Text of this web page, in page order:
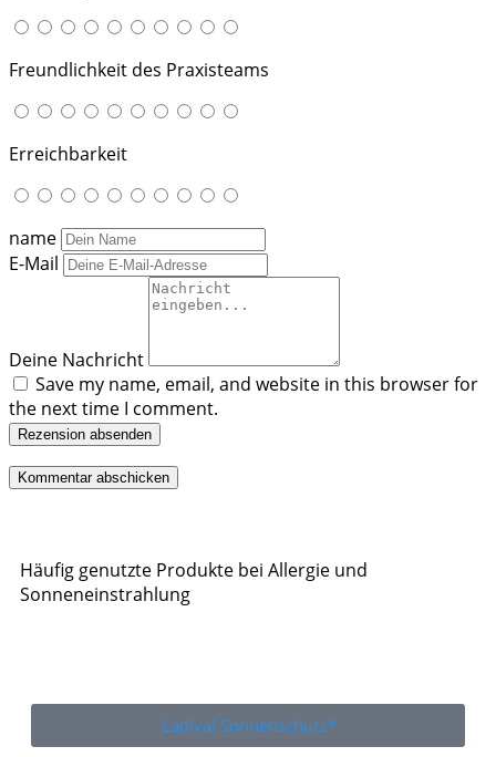
Freundlichkeit des Praxisteams
Erreichbarkeit
name
E-Mail
Deine Nachricht
Save my name, email, and website in this browser for
the next time I comment.
Rezension absenden
Häufig genutzte Produkte bei Allergie und
Sonneneinstrahlung
Ladival Sonnenschutz*